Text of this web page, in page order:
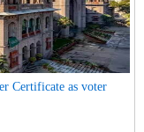
Certificate as voter